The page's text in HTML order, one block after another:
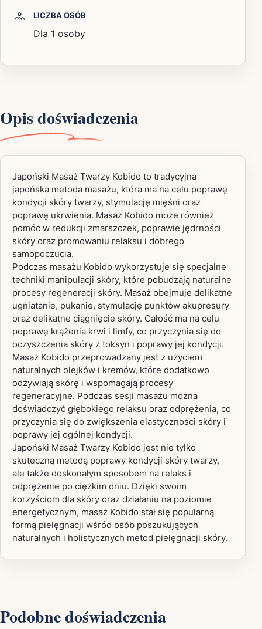
LICZBA OSÓB
Dla 1 osoby
Opis doświadczenia
Japoński Masaż Twarzy Kobido to tradycyjna
japońska metoda masażu, która ma na celu poprawę
kondycji skóry twarzy, stymulację mięśni oraz
poprawę ukrwienia. Masaż Kobido może również
pomóc w redukcji zmarszczek, poprawie jędrności
skóry oraz promowaniu relaksu i dobrego
samopoczucia.
Podczas masażu Kobido wykorzystuje się specjalne
techniki manipulacji skóry, które pobudzają naturalne
procesy regeneracji skóry. Masaż obejmuje delikatne
ugniatanie, pukanie, stymulację punktów akupresury
oraz delikatne ciągnięcie skóry. Całość ma na celu
poprawę krążenia krwi i limfy, co przyczynia się do
oczyszczenia skóry z toksyn i poprawy jej kondycji.
Masaż Kobido przeprowadzany jest z użyciem
naturalnych olejków i kremów, które dodatkowo
odżywiają skórę i wspomagają procesy
regeneracyjne. Podczas sesji masażu można
doświadczyć głębokiego relaksu oraz odprężenia, co
przyczynia się do zwiększenia elastyczności skóry i
poprawy jej ogólnej kondycji.
Japoński Masaż Twarzy Kobido jest nie tylko
skuteczną metodą poprawy kondycji skóry twarzy,
ale także doskonałym sposobem na relaks i
odprężenie po ciężkim dniu. Dzięki swoim
korzyściom dla skóry oraz działaniu na poziomie
energetycznym, masaż Kobido stał się popularną
formą pielęgnacji wśród osób poszukujących
naturalnych i holistycznych metod pielęgnacji skóry.
Podobne doświadczenia